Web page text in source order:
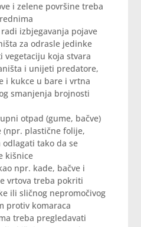
i zelene površine treba
izbjegavanja pojave
za odrasle jedinke
koja stvara
i unijeti predatore,
i kukce u bare i vrtna
smanjenja brojnosti
otpad (gume, bačve)
(npr. plastične folije,
tako da se
kišnice
npr. kade, bačve i
vrtova treba pokriti
ili sličnog nepromočivog
protiv komaraca
treba pregledavati